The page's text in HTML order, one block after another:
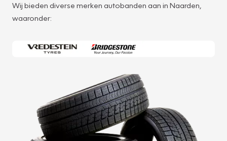
Wij bieden diverse merken autobanden aan in Naarden,
waaronder: